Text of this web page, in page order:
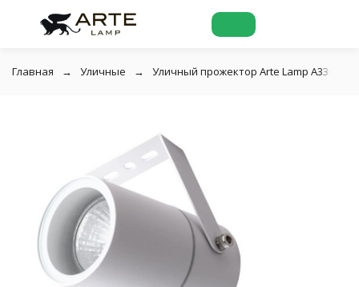
Главная Уличные Уличный прожектор Arte Lamp A3303AL-